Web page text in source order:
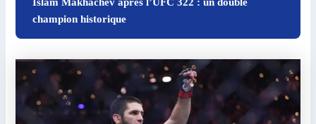
champion historique